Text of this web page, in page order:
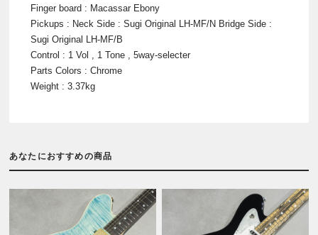
Finger board : Macassar Ebony
Pickups : Neck Side : Sugi Original LH-MF/N Bridge Side :
Sugi Original LH-MF/B
Control : 1 Vol , 1 Tone , 5way-selecter
Parts Colors : Chrome
Weight : 3.37kg
あなたにおすすめの商品